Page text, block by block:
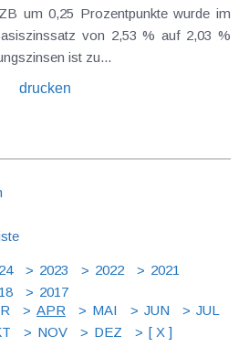
um 0,25 Prozentpunkte wurde im
von 2,53 % auf 2,03 %
ist zu...
drucken
2023 2022
2021
2017
APR MAI JUN
JUL
NOV DEZ [ X ]